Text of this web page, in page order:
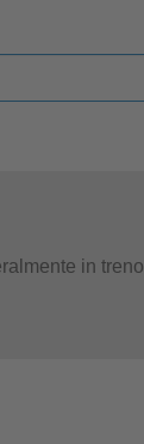
in treno